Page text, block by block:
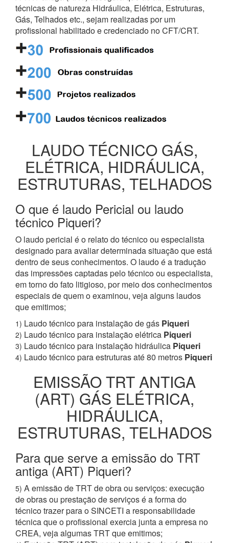
técnicas de natureza Hidráulica, Elétrica, Estruturas,
Gás, Telhados etc., sejam realizadas por um
profissional habilitado e credenciado no CFT/CRT.
LAUDO TÉCNICO GÁS,
ELÉTRICA, HIDRÁULICA,
ESTRUTURAS, TELHADOS
O que é laudo Pericial ou laudo
técnico Piqueri?
O laudo pericial é o relato do técnico ou especialista
designado para avaliar determinada situação que está
dentro de seus conhecimentos. O laudo é a tradução
das impressões captadas pelo técnico ou especialista,
em torno do fato litigioso, por meio dos conhecimentos
especiais de quem o examinou, veja alguns laudos
que emitimos;
1) Laudo técnico para instalação de gás Piqueri
2) Laudo técnico para instalação elétrica Piqueri
3) Laudo técnico para instalação hidráulica Piqueri
4) Laudo técnico para estruturas até 80 metros Piqueri
EMISSÃO TRT ANTIGA
(ART) GÁS ELÉTRICA,
HIDRÁULICA,
ESTRUTURAS, TELHADOS
Para que serve a emissão do TRT
antiga (ART) Piqueri?
5) A emissão de TRT de obra ou serviços: execução
de obras ou prestação de serviços é a forma do
técnico trazer para o SINCETI a responsabilidade
técnica que o profissional exercia junta a empresa no
CREA, veja algumas TRT que emitimos;